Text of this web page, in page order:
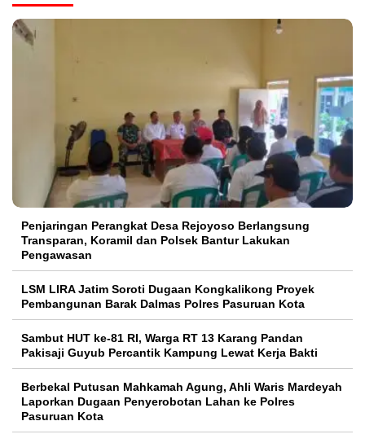
Penjaringan Perangkat Desa Rejoyoso Berlangsung
Transparan, Koramil dan Polsek Bantur Lakukan
Pengawasan
LSM LIRA Jatim Soroti Dugaan Kongkalikong Proyek
Pembangunan Barak Dalmas Polres Pasuruan Kota
Sambut HUT ke-81 RI, Warga RT 13 Karang Pandan
Pakisaji Guyub Percantik Kampung Lewat Kerja Bakti
Berbekal Putusan Mahkamah Agung, Ahli Waris Mardeyah
Laporkan Dugaan Penyerobotan Lahan ke Polres
Pasuruan Kota